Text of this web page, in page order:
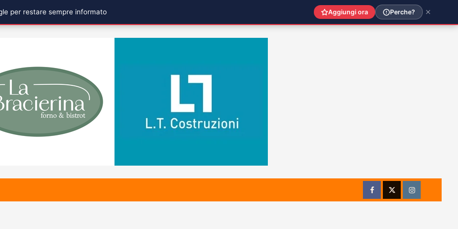
FacebookTwitterInstagram
per restare sempre informato Aggiungi ora Perche?